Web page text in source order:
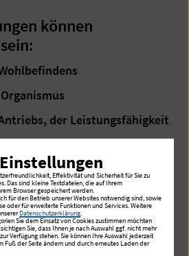
können
der Leistungsfähigkeit
zu sich und anderen
Atmung
an Bewegung
körperlicher
Effektivität und Sicherheit für Sie zu
Das sind kleine Textdateien, die auf Ihrem
Browser gespeichert werden.
für den Betrieb unserer Websites notwendig sind, sowie
oder für erweiterte Funktionen und Services. Weitere
Datenschutzerklärung.
Sie dem Einsatz von Cookies zustimmen möchten
Sie, dass Ihnen je nach Auswahl ggf. nicht mehr
Verfügung stehen. Sie können Ihre Auswahl jederzeit
Fuß der Seite ändern und durch erneutes Laden der